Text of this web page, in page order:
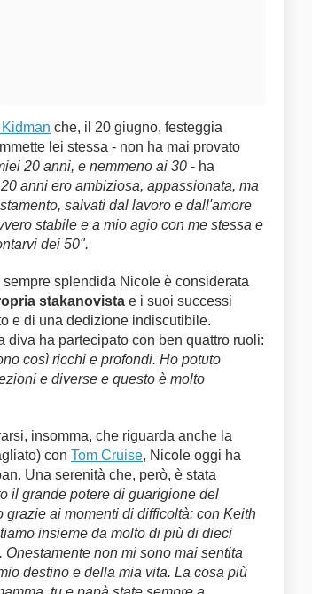
che, il 20 giugno, festeggia
lei stessa - non ha mai provato
20 anni, e nemmeno ai 30 - ha
anni ero ambiziosa, appassionata, ma
salvati dal lavoro e dall'amore
stabile e a mio agio con me stessa e
dei 50".
splendida Nicole è considerata
stakanovista e i suoi successi
e di una dedizione indiscutibile.
diva ha partecipato con ben quattro ruoli:
così ricchi e profondi. Ho potuto
e diverse e questo è molto
insomma, che riguarda anche la
con Tom Cruise, Nicole oggi ha
Una serenità che, però, è stata
il grande potere di guarigione del
grazie ai momenti di difficoltà: con Keith
insieme da molto di più di dieci
non mi sono mai sentita
destino e della mia vita. La cosa più